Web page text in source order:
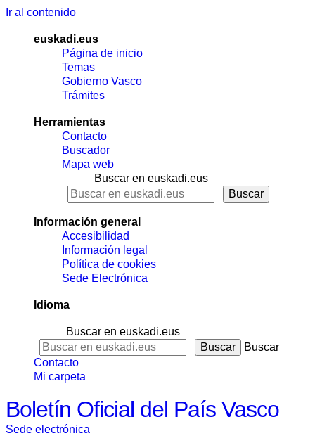
Ir al contenido
euskadi.eus
Página de inicio
Temas
Gobierno Vasco
Trámites
Herramientas
Contacto
Buscador
Mapa web
Buscar en euskadi.eus
Información general
Accesibilidad
Información legal
Política de cookies
Sede Electrónica
Idioma
Buscar en euskadi.eus
Buscar
Contacto
Mi carpeta
Boletín Oficial del País Vasco
Sede electrónica